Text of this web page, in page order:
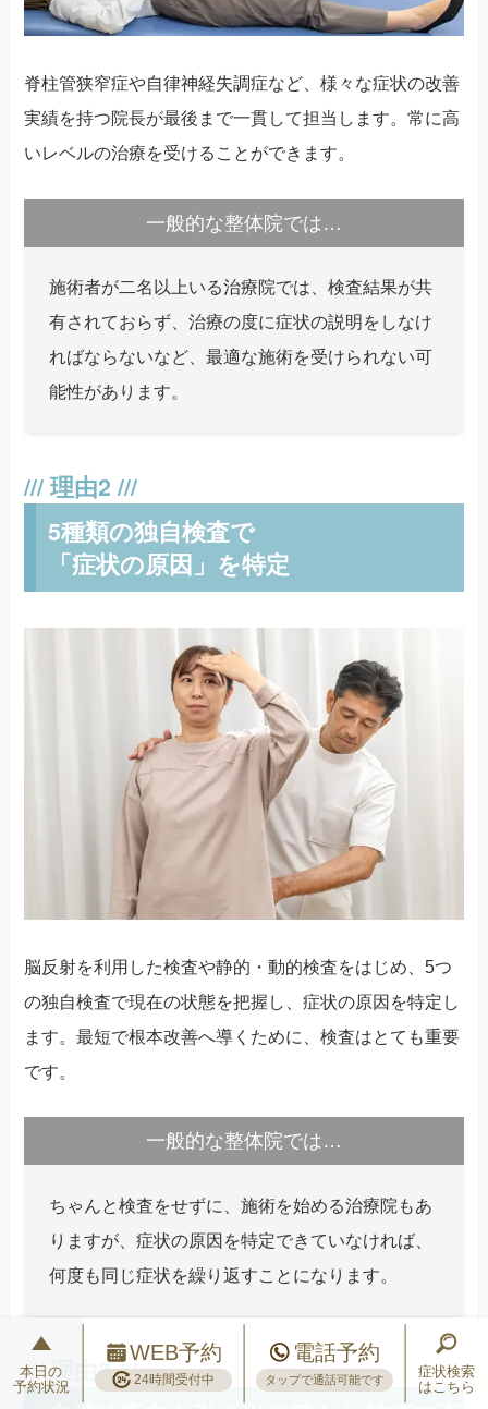
脊柱管狭窄症や自律神経失調症など、様々な症状の改善
実績を持つ院長が最後まで一貫して担当します。常に高
いレベルの治療を受けることができます。
一般的な整体院では…
施術者が二名以上いる治療院では、検査結果が共
有されておらず、治療の度に症状の説明をしなけ
ればならないなど、最適な施術を受けられない可
能性があります。
5種類の独自検査で
「症状の原因」を特定
脳反射を利用した検査や静的・動的検査をはじめ、5つ
の独自検査で現在の状態を把握し、症状の原因を特定し
ます。最短で根本改善へ導くために、検査はとても重要
です。
一般的な整体院では…
ちゃんと検査をせずに、施術を始める治療院もあ
りますが、症状の原因を特定できていなければ、
何度も同じ症状を繰り返すことになります。
本日の
予約状況
WEB予約
24時間受付中
電話予約
タップで通話可能です
症状検索
はこちら